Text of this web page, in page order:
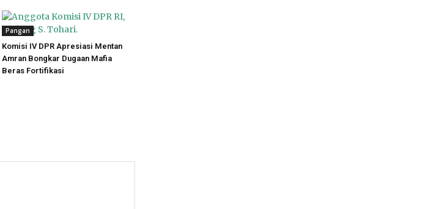
Pangan
Komisi IV DPR Apresiasi Mentan
Amran Bongkar Dugaan Mafia
Beras Fortifikasi